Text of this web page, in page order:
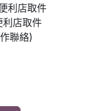
利店取件
利店取件
聯絡)